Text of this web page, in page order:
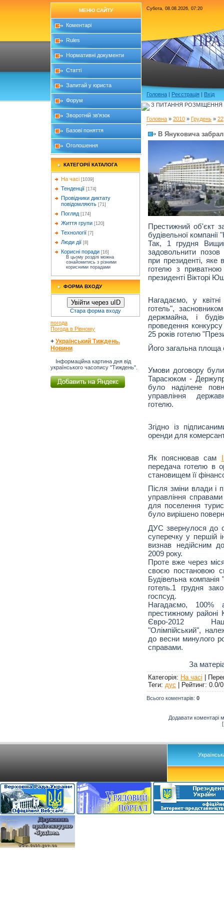
МЕНЮ САЙТУ
Коментарі
Rules
Нормативні документи
Статті
Запитай у юриста
Форум
Зворотній зв'язок
Базові поняття
Оголошення
КАТЕГОРІЇ КАТАЛОГА
На часі [1039]
Тенденції [174]
Провідники диктату
повідомляють [71]
Погляд [174]
Життя групи [120]
Технології [7]
Люди дії [8]
Корисні поради [16]
В цьому розділі можна
ознайомитись з різними
корисними порадами
ФОРМА ВХОДУ
Увійти через uID
Стара форма входу
погода
Погода в Рівному
+ Український Тиждень.
Новини
Інформаційна картина дня від
українського часопису "Тиждень".
Субота, 08.08.2026, 07:20
Головна | Реєстрація | Вхід
З ПИТАННЯ РОЗМІЩЕННЯ
Головна » 2010 » Грудень » 22
В Януковича
Престижний об'єкт
будівельної
Так, 1 грудня
задовольнити
при президенті, яке
готелю з
президенті Вікторі
Нагадаємо, у
готель",
держмайна, і
проведення
25 років готелю
Його загальна площа
Умови договору
Тарасюком -
було наділене
управління
готелю.
Згідно із
оренди для
Як пояснював сам
передача готелю в
становищем її
Після зміни влади і
управління
для поселення
було вирішено
ДУС звернулося до
суперечку у першій
визнав недійсним
2009 року.
Проте вже через
своєю постановою
Будівельна
готель.1 грудня
госпсуд.
Нагадаємо, 100%
престижному районі
Євро-2012
"Олімпійський",
до весни минулого
справами.
За
Категорія: На часі |
Теги: дус | Рейтинг: 0.0/0
Всього коментарів: 0
Додавати коментарі